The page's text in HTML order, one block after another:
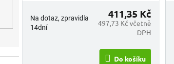
Na dotaz, zpravidla
14dní
497,73 Kč včetně
DPH
411,35 Kč
Do košíku